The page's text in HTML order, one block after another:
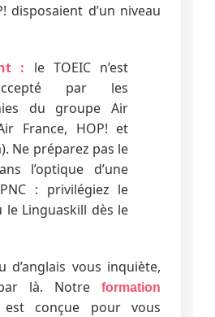
disposaient d’un niveau
: le TOEIC n’est
par les
du groupe Air
France, HOP! et
Ne préparez pas le
l’optique d’une
: privilégiez le
le Linguaskill dès le
d’anglais vous inquiète,
par là. Notreformation
est conçue pour vous